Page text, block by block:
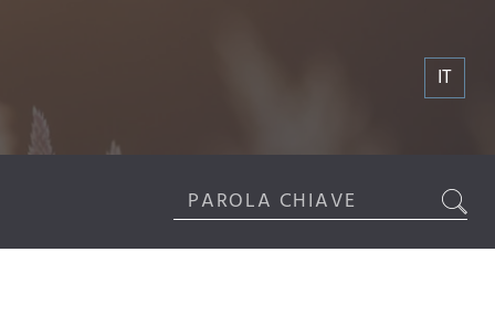
IT